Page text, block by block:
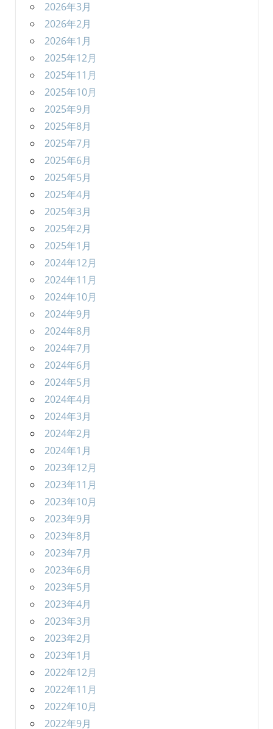
2026年3月
2026年2月
2026年1月
2025年12月
2025年11月
2025年10月
2025年9月
2025年8月
2025年7月
2025年6月
2025年5月
2025年4月
2025年3月
2025年2月
2025年1月
2024年12月
2024年11月
2024年10月
2024年9月
2024年8月
2024年7月
2024年6月
2024年5月
2024年4月
2024年3月
2024年2月
2024年1月
2023年12月
2023年11月
2023年10月
2023年9月
2023年8月
2023年7月
2023年6月
2023年5月
2023年4月
2023年3月
2023年2月
2023年1月
2022年12月
2022年11月
2022年10月
2022年9月